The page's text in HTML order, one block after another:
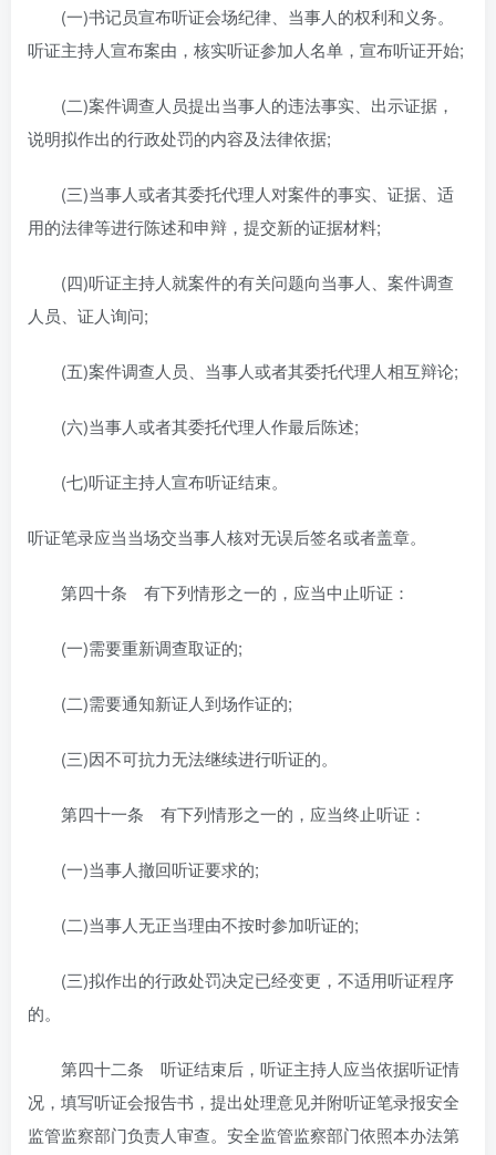
(一)书记员宣布听证会场纪律、当事人的权利和义务。
听证主持人宣布案由，核实听证参加人名单，宣布听证开始;
(二)案件调查人员提出当事人的违法事实、出示证据，
说明拟作出的行政处罚的内容及法律依据;
(三)当事人或者其委托代理人对案件的事实、证据、适
用的法律等进行陈述和申辩，提交新的证据材料;
(四)听证主持人就案件的有关问题向当事人、案件调查
人员、证人询问;
(五)案件调查人员、当事人或者其委托代理人相互辩论;
(六)当事人或者其委托代理人作最后陈述;
(七)听证主持人宣布听证结束。
听证笔录应当当场交当事人核对无误后签名或者盖章。
第四十条 有下列情形之一的，应当中止听证：
(一)需要重新调查取证的;
(二)需要通知新证人到场作证的;
(三)因不可抗力无法继续进行听证的。
第四十一条 有下列情形之一的，应当终止听证：
(一)当事人撤回听证要求的;
(二)当事人无正当理由不按时参加听证的;
(三)拟作出的行政处罚决定已经变更，不适用听证程序
的。
第四十二条 听证结束后，听证主持人应当依据听证情
况，填写听证会报告书，提出处理意见并附听证笔录报安全
监管监察部门负责人审查。安全监管监察部门依照本办法第